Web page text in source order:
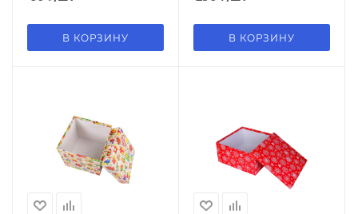
В КОРЗИНУ В КОРЗИНУ